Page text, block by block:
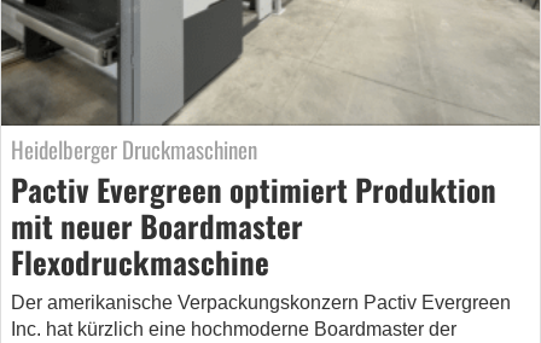
Heidelberger Druckmaschinen
Pactiv Evergreen optimiert Produktion
mit neuer Boardmaster
Flexodruckmaschine
Der amerikanische Verpackungskonzern Pactiv Evergreen
Inc. hat kürzlich eine hochmoderne Boardmaster der